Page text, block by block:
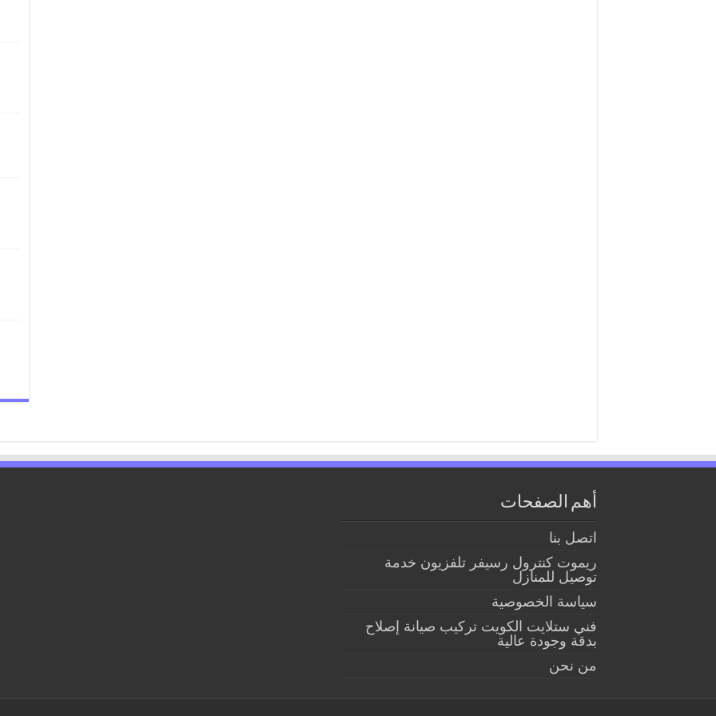
أهم الصفحات
اتصل بنا
ريموت كنترول رسيفر تلفزيون خدمة
توصيل للمنازل
سياسة الخصوصية
فني ستلايت الكويت تركيب صيانة إصلاح
بدقة وجودة عالية
من نحن